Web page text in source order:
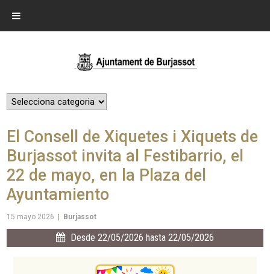
El Consell de Xiquetes i Xiquets de
Burjassot invita al Festibarrio, el
22 de mayo, en la Plaza del
Ayuntamiento
15 mayo 2026 Burjassot
Desde 22/05/2026 hasta 22/05/2026